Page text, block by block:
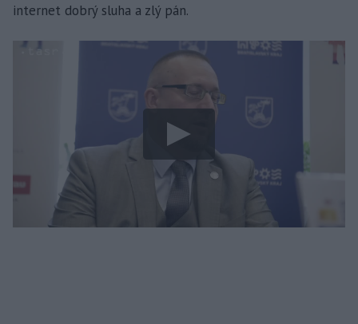
internet dobrý sluha a zlý pán.